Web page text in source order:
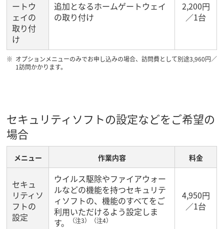
ートウ
ェイの
取り付
け
追加となるホームゲートウェイ
の取り付け
2,200円
／1台
オプションメニューのみでお申し込みの場合、訪問費として別途3,960円／
1訪問かかります。
セキュリティソフトの設定などをご希望の
場合
メニュー 作業内容 料金
セキュ
リティソ
フトの
設定
ウイルス駆除やファイアウォー
ルなどの機能を持つセキュリテ
ィソフトの、機能のすべてをご
利用いただけるよう設定しま
す。
（注3）（注4）
4,950円
／1台